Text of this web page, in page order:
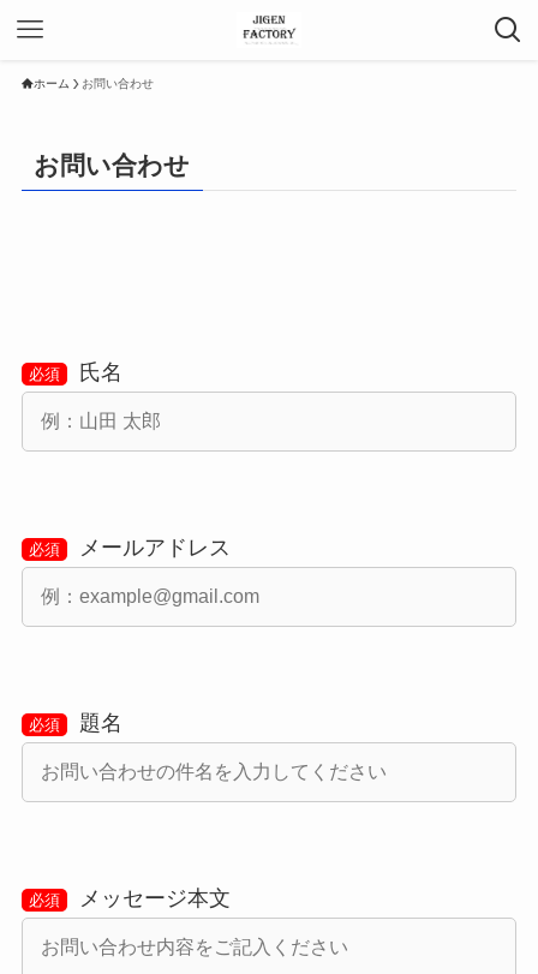
ホーム お問い合わせ
お問い合わせ
必須 氏名
必須 メールアドレス
必須 題名
必須 メッセージ本文